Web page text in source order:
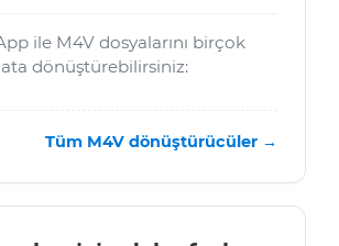
ile M4V dosyalarını birçok
dönüştürebilirsiniz:
Tüm M4V dönüştürücüler →